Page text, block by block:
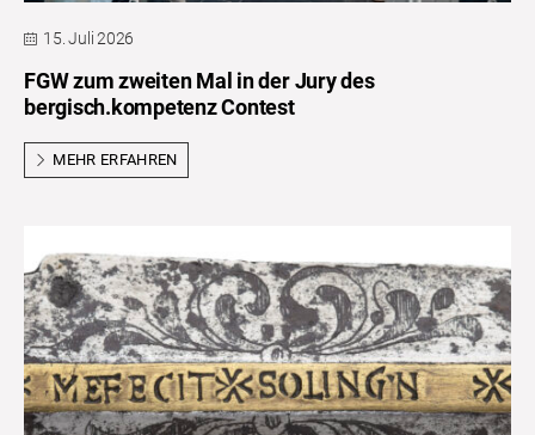
15. Juli 2026
FGW zum zweiten Mal in der Jury des
bergisch.kompetenz Contest
MEHR ERFAHREN